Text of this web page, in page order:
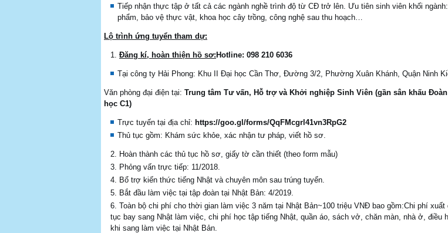
Tiếp nhận thực tập ở tất cả các ngành nghề trình độ từ CĐ trở lên. Ưu tiên sinh viên khối
phẩm, bảo vệ thực vật, khoa học cây trồng, công nghệ sau thu hoạch…
Lộ trình ứng tuyển tham dự:
Đăng kí, hoàn thiện hồ sơ: Hotline: 098 210 6036
Tại công ty Hải Phong: Khu II Đại học Cần Thơ, Đường 3/2, Phường Xuân Khánh, Quận Ninh
Văn phòng đại điện tại: Trung tâm Tư vấn, Hỗ trợ và Khởi nghiệp Sinh Viên (gần sân khấu
học C1)
Trực tuyến tại địa chỉ: https://goo.gl/forms/QqFMcgrl41vn3RpG2
Thủ tục gồm: Khám sức khỏe, xác nhận tư pháp, viết hồ sơ.
Hoàn thành các thủ tục hồ sơ, giấy tờ cần thiết (theo form mẫu)
Phỏng vấn trực tiếp: 11/2018.
Bổ trợ kiến thức tiếng Nhật và chuyên môn sau trúng tuyển.
Bắt đầu làm việc tại tập đoàn tại Nhật Bản: 4/2019.
Toàn bộ chi phí cho thời gian làm việc 3 năm tại Nhật Bản~100 triệu VNĐ bao gồm:Chi phí
tục bay sang Nhật làm việc, chi phí học tập tiếng Nhật, quần áo, sách vở, chăn màn, nhà ở,
khi sang làm việc tại Nhật Bản.